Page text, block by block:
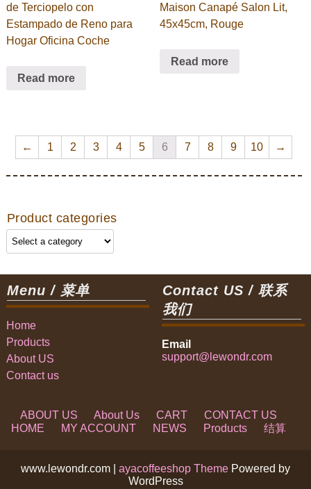
de Terciopelo con
Estampado de Reno para
Hogar Oficina Coche
Read more
Maison Canapé Salon Lit,
45x45cm, Rouge
Read more
← 1 2 3 4 5 6 7 8 9 10 →
Product categories
Menu / 菜单
Home
Products
About US
Contact us
Contact US / 联系
我们
Email
support@lewondr.com
ABOUT US About Us CART
CONTACT US
HOME
MY ACCOUNT NEWS Products 结算
www.lewondr.com | ayacoffeeshop Theme Powered by
WordPress